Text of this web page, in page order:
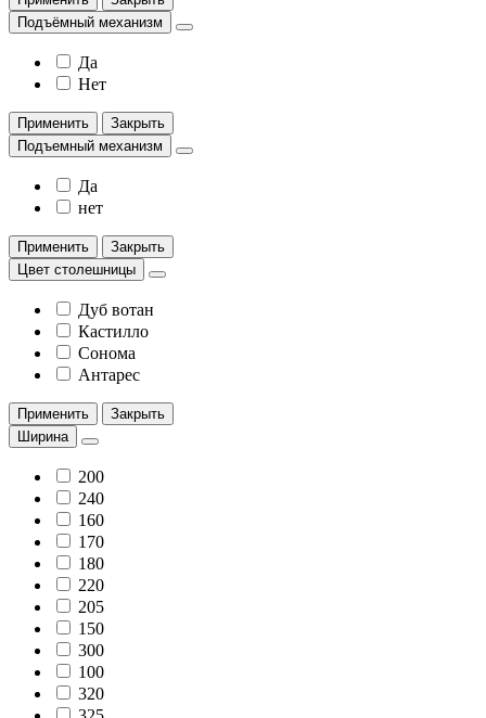
Подъёмный механизм
Да
Нет
Применить
Закрыть
Подъемный механизм
Да
нет
Применить
Закрыть
Цвет столешницы
Дуб вотан
Кастилло
Сонома
Антарес
Применить
Закрыть
Ширина
200
240
160
170
180
220
205
150
300
100
320